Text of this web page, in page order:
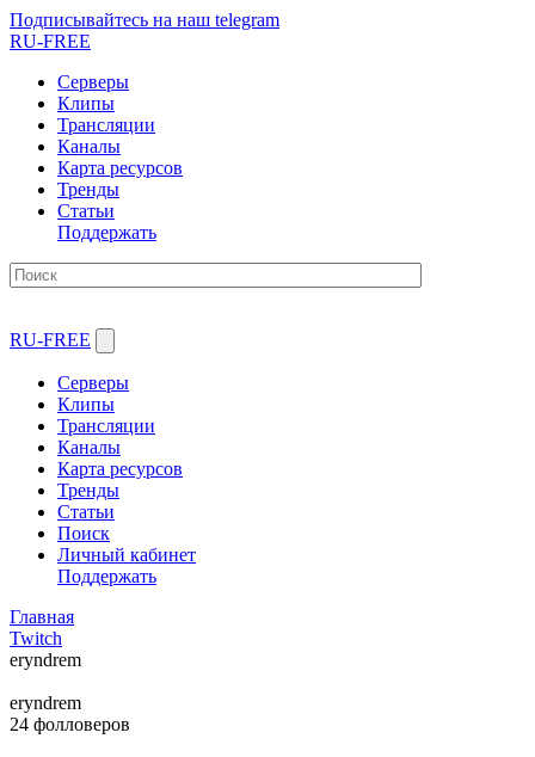
Подписывайтесь на наш telegram
RU-FREE
Серверы
Клипы
Трансляции
Каналы
Карта ресурсов
Тренды
Статьи
Поддержать
RU-FREE
Серверы
Клипы
Трансляции
Каналы
Карта ресурсов
Тренды
Статьи
Поиск
Личный кабинет
Поддержать
Главная
Twitch
eryndrem
eryndrem
24 фолловеров